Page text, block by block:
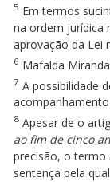
5 Em termos
na ordem jurídica
aprovação da Lei
6 Mafalda Miranda
7 A possibilidade
8 Apesar de o
ao fim de cinco
precisão, o termo
sentença pela